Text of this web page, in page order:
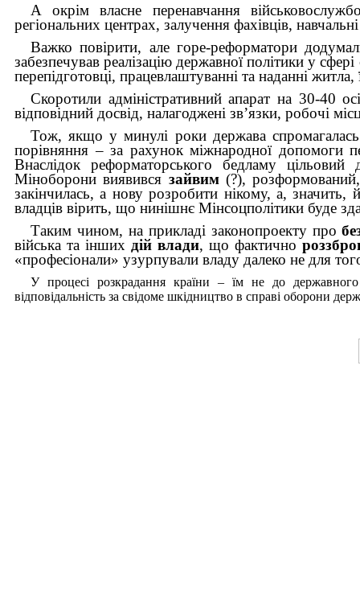
А окрім власне перенавчання
регіональних центрах, залучення фахівців,
Важко повірити, але горе-реформатори
забезпечував реалізацію державної політики у
перепідготовці, працевлаштуванні та наданні житла,
Скоротили адміністративний апарат на 30-40
відповідний досвід, налагоджені зв’язки, робочі
Тож, якщо у минулі роки держава
порівняння – за рахунок міжнародної допомоги
Внаслідок реформаторського бедламу
Міноборони виявивсязайвим(?),
закінчилась, а нову розробити нікому, а,
владців вірить, що нинішнє Мінсоцполітики буде
Таким чином, на прикладі законопроекту про
війська та інших дій влади, що фактично
«професіонали» узурпували владу далеко не для
У процесі розкрадання країни – їм не до
відповідальність за свідоме шкідництво в справі оборони